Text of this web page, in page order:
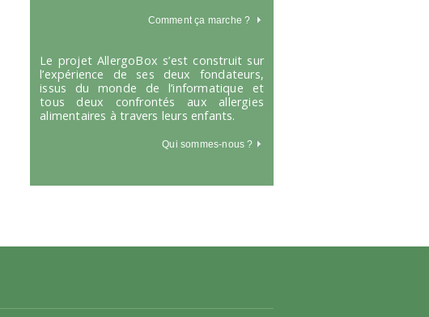
Comment ça marche ?
Le projet AllergoBox s’est construit sur
l’expérience de ses deux fondateurs,
issus du monde de l’informatique et
tous deux confrontés aux allergies
alimentaires à travers leurs enfants.
Qui sommes-nous ?